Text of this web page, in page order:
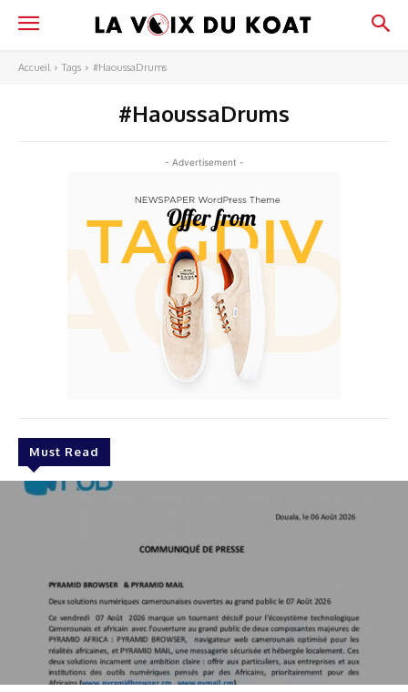
Accueil Tags #HaoussaDrums
#HaoussaDrums
- Advertisement -
Must Read